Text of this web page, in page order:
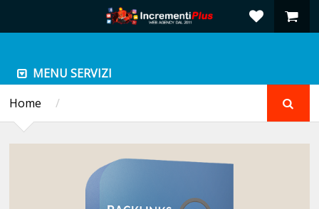
MENU SERVIZI
Home
/